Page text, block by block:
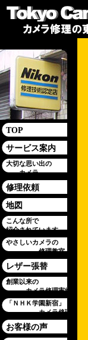
TOP
サービス案内
大切な思い出の
カメラ
修理依頼
地図
こんな所で
紹介されています
やさしいカメラの
修理教室
レザー張替
創業以来の
カメラ修理実績
「ＮＨＫ学園新宿」
カメラ修理
お客様の声